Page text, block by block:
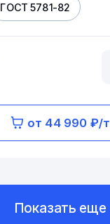
ГОСТ 5781-82
от 44 990 ₽/т
Показать еще